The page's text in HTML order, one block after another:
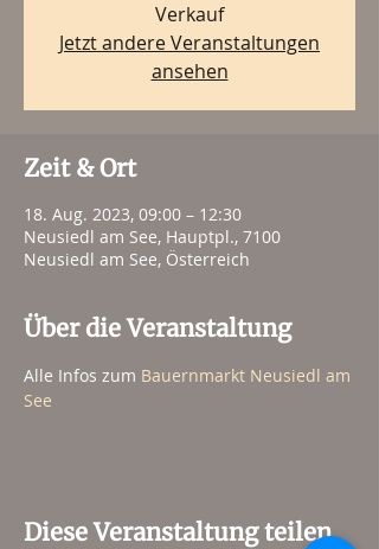
Verkauf
Jetzt andere Veranstaltungen
ansehen
Zeit & Ort
18. Aug. 2023, 09:00 – 12:30
Neusiedl am See, Hauptpl., 7100
Neusiedl am See, Österreich
Über die Veranstaltung
Alle Infos zum Bauernmarkt Neusiedl am
See
Diese Veranstaltung teilen